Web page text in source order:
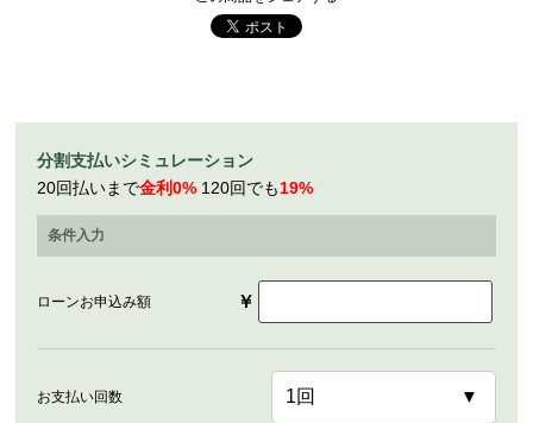
分割支払いシミュレーション
20回払いまで金利0% 120回でも19%
条件入力
ローンお申込み額 ￥
お支払い回数